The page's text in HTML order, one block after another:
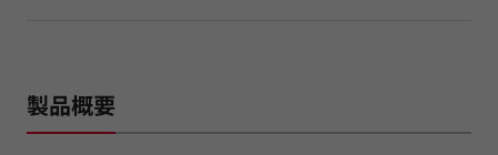
製品概要